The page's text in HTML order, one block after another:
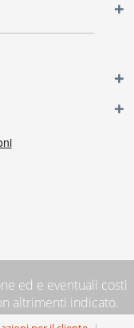
ed e eventuali costi
altrimenti indicato.